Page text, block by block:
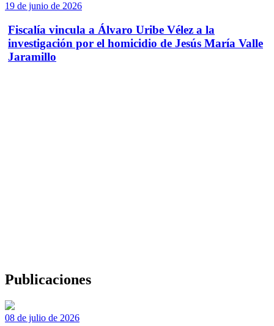
19 de junio de 2026
Fiscalía vincula a Álvaro Uribe Vélez a la
investigación por el homicidio de Jesús María Valle
Jaramillo
Publicaciones
08 de julio de 2026